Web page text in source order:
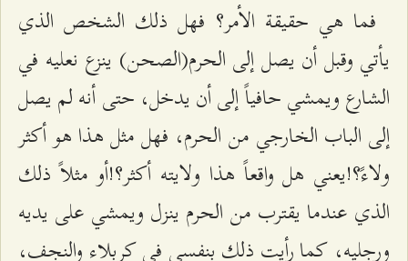
فما هي حقيقة الأمر؟ فهل ذلك الشخص الذي
يأتي وقبل أن يصل إلى الحرم(الصحن) ينزع نعليه في
الشارع ويمشي حافياً إلى أن يدخل، حتى أنه لم يصل
إلى الباب الخارجي من الحرم، فهل مثل هذا هو أكثر
ولاءً؟!يعني هل واقعاً هذا ولايته أكثر؟!أو مثلاً ذلك
الذي عندما يقترب من الحرم ينزل ويمشي على يديه
ورجليه، كما رأيت ذلك بنفسي في كربلاء والنجف،